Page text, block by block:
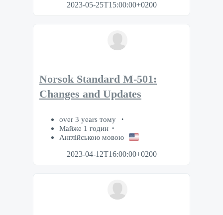
2023-05-25T15:00:00+0200
Norsok Standard M-501:
Changes and Updates
over 3 years тому
Майже 1 годин
Англійською мовою
2023-04-12T16:00:00+0200